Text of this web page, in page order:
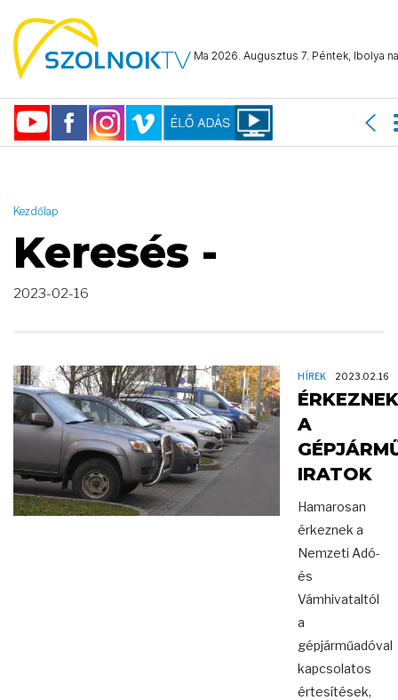
Ma 2026. Augusztus 7. Péntek, Ibolya
"2023-02-16 23:59:59" )
Kezdőlap
Keresés -
2023-02-16
HÍREK 2023.02.16
ÉRKEZNEK
A
IRATOK
Hamarosan
érkeznek a
Nemzeti Adó-
és
Vámhivataltól
a
gépjárműadóval
kapcsolatos
értesítések,